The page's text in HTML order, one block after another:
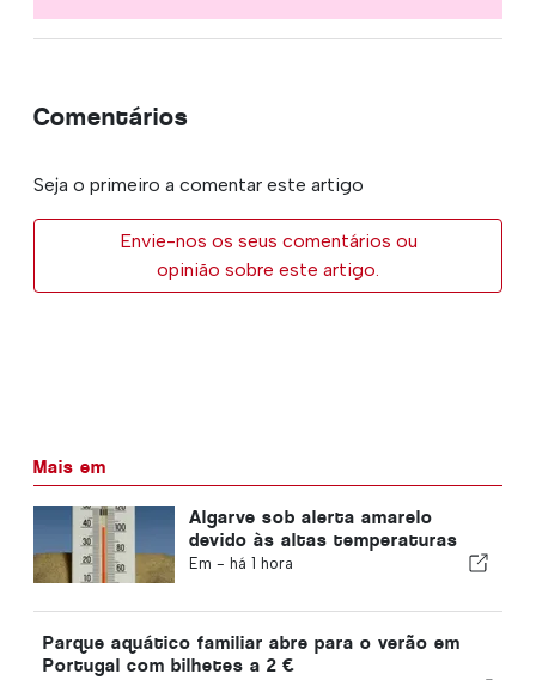
Comentários
Seja o primeiro a comentar este artigo
Envie-nos os seus comentários ou
opinião sobre este artigo.
Mais em
Algarve sob alerta amarelo
devido às altas temperaturas
Em - há 1 hora
Parque aquático familiar abre para o verão em
Portugal com bilhetes a 2 €